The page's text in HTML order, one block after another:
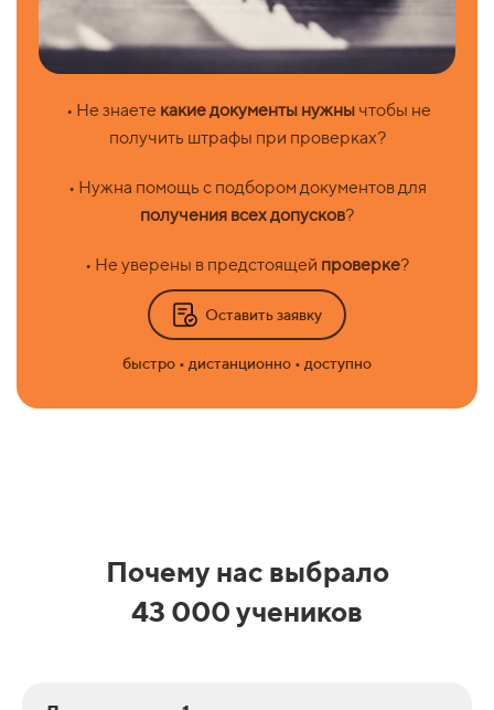
• Не знаете какие документы нужны чтобы не
получить штрафы при проверках?
• Нужна помощь с подбором документов для
получения всех допусков?
• Не уверены в предстоящей проверке?
Оставить заявку
быстро • дистанционно • доступно
Почему нас выбрало
43 000 учеников